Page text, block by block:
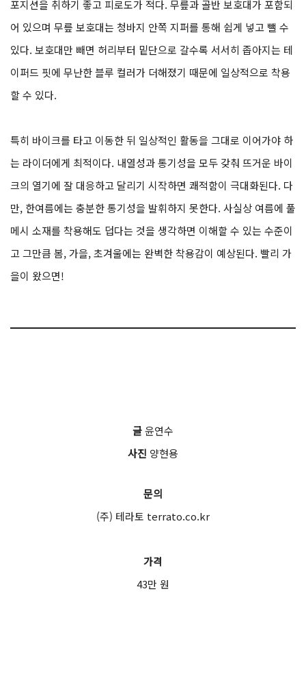
포지션을 취하기 좋고 피로도가 적다. 무릎과 골반 보호대가 포함되
어 있으며 무릎 보호대는 청바지 안쪽 지퍼를 통해 쉽게 넣고 뺄 수
있다. 보호대만 빼면 허리부터 밑단으로 갈수록 서서히 좁아지는 테
이퍼드 핏에 무난한 블루 컬러가 더해졌기 때문에 일상적으로 착용
할 수 있다.
특히 바이크를 타고 이동한 뒤 일상적인 활동을 그대로 이어가야 하
는 라이더에게 최적이다. 내열성과 통기성을 모두 갖춰 뜨거운 바이
크의 열기에 잘 대응하고 달리기 시작하면 쾌적함이 극대화된다. 다
만, 한여름에는 충분한 통기성을 발휘하지 못한다. 사실상 여름에 풀
메시 소재를 착용해도 덥다는 것을 생각하면 이해할 수 있는 수준이
고 그만큼 봄, 가을, 초겨울에는 완벽한 착용감이 예상된다. 빨리 가
을이 왔으면!
글윤연수
사진 양현용
문의
(주) 테라토 terrato.co.kr
가격
43만 원